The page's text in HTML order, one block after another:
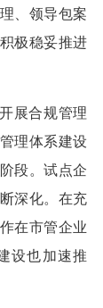
、领导包案
极稳妥推进
展合规管理
理体系建设
段。试点企
深化。在充
在市管企业
设也加速推